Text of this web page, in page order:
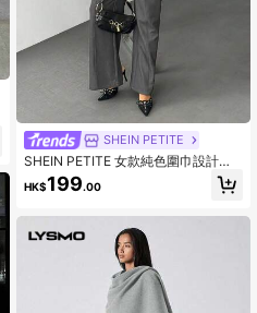
SHEIN PETITE
SHEIN PETITE 女款純色圍巾設計寬
鬆休閒羊毛混紡夾克外套，棕色，秋
冬款，適合嬌小女性
HK$199.00